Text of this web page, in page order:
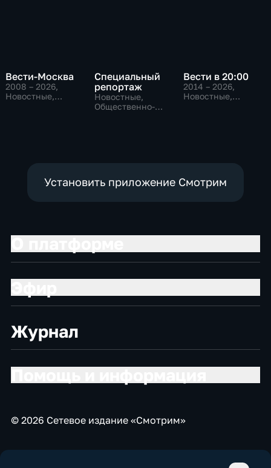
Вести-Москва
2008 – 2026,
Новостные,
Специальный
репортаж
Новостные,
Общественно-
Вести в 20:00
2014 – 2026,
Новостные,
Установить приложение Смотрим
Журнал
© 2026 Сетевое издание «Смотрим»